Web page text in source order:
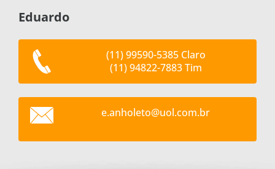
Eduardo
(11) 99590-5385 Claro
(11) 94822-7883 Tim
e.anholeto@uol.com.br